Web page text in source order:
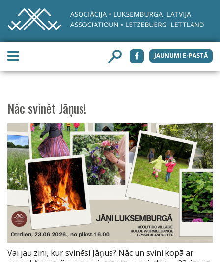
JAUNUMI E-PASTĀ
Nāc svinēt Jāņus!
Vai jau zini, kur svinēsi Jāņus? Nāc un svini kopā ar